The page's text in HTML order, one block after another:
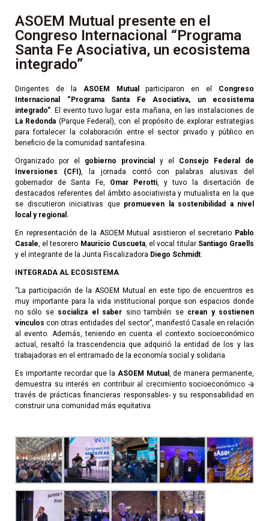
ASOEM Mutual presente en el
Congreso Internacional “Programa
Santa Fe Asociativa, un ecosistema
integrado”
Dirigentes de la ASOEM Mutual participaron en el Congreso
Internacional “Programa Santa Fe Asociativa, un ecosistema
integrado” . El evento tuvo lugar esta mañana, en las instalaciones de
La Redonda (Parque Federal), con el propósito de explorar estrategias
para fortalecer la colaboración entre el sector privado y público en
beneficio de la comunidad santafesina.
Organizado por el gobierno provincial y el
Consejo Federal de
Inversiones (CFI), la jornada contó con palabras alusivas del
gobernador de Santa Fe, Omar Perotti , y tuvo la disertación de
destacados referentes del ámbito asociativista y mutualista en la que
se discutieron iniciativas que promueven la sostenibilidad a nivel
local y regional.
En representación de la ASOEM Mutual asistieron el secretario Pablo
Casale , el tesorero Mauricio Cuscueta, el vocal titular Santiago Graells
y el integrante de la Junta Fiscalizadora Diego Schmidt
INTEGRADA AL ECOSISTEMA
“La participación de la ASOEM Mutual en este tipo de encuentros es
muy importante para la vida institucional porque son espacios donde
no sólo se socializa el saber sino también secrean y sostienen
vínculos con otras entidades del sector”, manifestó Casale en relación
al evento. Además, teniendo en cuenta el contexto socioeconómico
actual, resaltó la trascendencia que adquirió la entidad de los y las
trabajadoras en el entramado de la economía social y solidaria.
Es importante recordar que la ASOEM Mutual
, de manera permanente,
demuestra su interés en contribuir al crecimiento socioeconómico -a
través de prácticas financieras responsables- y su responsabilidad en
construir una comunidad más equitativa